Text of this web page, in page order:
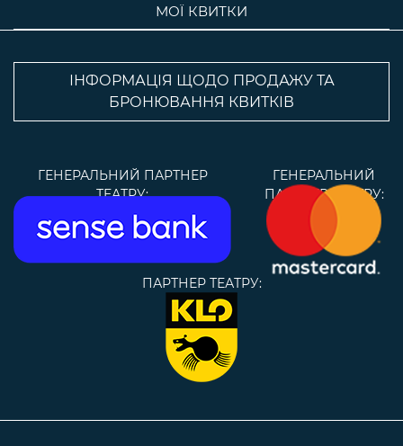
МОЇ КВИТКИ
ІНФОРМАЦІЯ ЩОДО ПРОДАЖУ ТА
БРОНЮВАННЯ КВИТКІВ
ГЕНЕРАЛЬНИЙ ПАРТНЕР
ТЕАТРУ:
ГЕНЕРАЛЬНИЙ
ПАРТНЕР ТЕАТРУ:
ПАРТНЕР ТЕАТРУ: